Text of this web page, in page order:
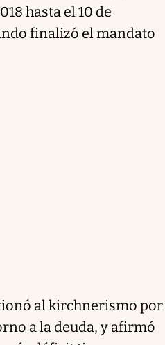
hasta el 10 de
finalizó el mandato
al kirchnerismo por
a la deuda, y afirmó